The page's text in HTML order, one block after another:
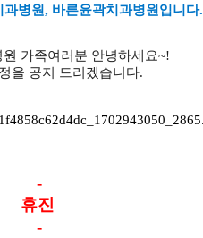
병원, 바른윤곽치과병원입니다.
가족여러분 안녕하세요~!
을 공지 드리겠습니다.
-
휴진
-